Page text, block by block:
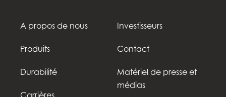
A propos de nous
Produits
Durabilité
Carrières
Investisseurs
Contact
Matériel de presse et
médias